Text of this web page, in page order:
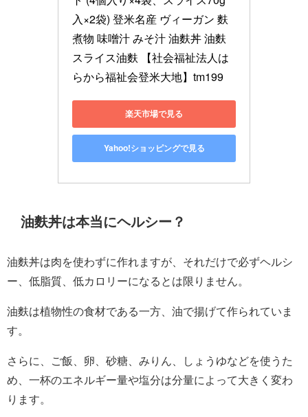
入×2袋) 登米名産 ヴィーガン 麩
煮物 味噌汁 みそ汁 油麩丼 油麩
スライス油麩 【社会福祉法人は
らから福祉会登米大地】tm199
楽天市場で見る
Yahoo!ショッピングで見る
油麩丼は本当にヘルシー？
油麩丼は肉を使わずに作れますが、それだけで必ずヘルシ
ー、低脂質、低カロリーになるとは限りません。
油麩は植物性の食材である一方、油で揚げて作られていま
す。
さらに、ご飯、卵、砂糖、みりん、しょうゆなどを使うた
め、一杯のエネルギー量や塩分は分量によって大きく変わ
ります。